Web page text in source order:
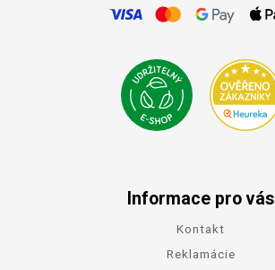
Informace pro vás
Kontakt
Reklamácie